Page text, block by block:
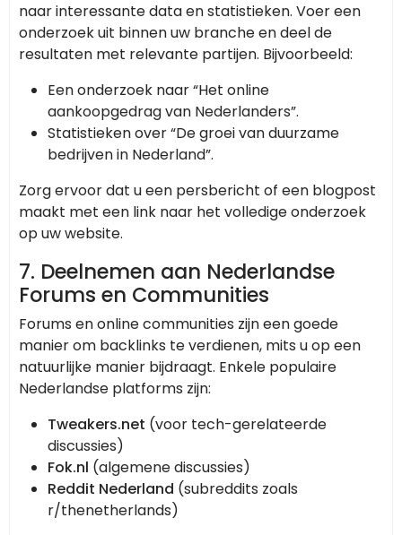
naar interessante data en statistieken. Voer een
onderzoek uit binnen uw branche en deel de
resultaten met relevante partijen. Bijvoorbeeld:
Een onderzoek naar “Het online
aankoopgedrag van Nederlanders”.
Statistieken over “De groei van duurzame
bedrijven in Nederland”.
Zorg ervoor dat u een persbericht of een blogpost
maakt met een link naar het volledige onderzoek
op uw website.
7. Deelnemen aan Nederlandse
Forums en Communities
Forums en online communities zijn een goede
manier om backlinks te verdienen, mits u op een
natuurlijke manier bijdraagt. Enkele populaire
Nederlandse platforms zijn:
Tweakers.net (voor tech-gerelateerde
discussies)
Fok.nl (algemene discussies)
Reddit Nederland (subreddits zoals
r/thenetherlands)